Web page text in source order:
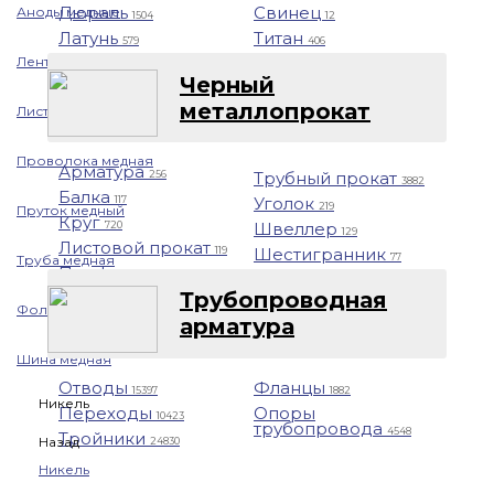
Аноды медные
Лента медная
Лист/Плита медная
Проволока медная
Пруток медный
Труба медная
Фольга медная
Шина медная
Никель
Назад
Никель
Дюраль1504
Латунь 579
Свинец12
Титан 406
Черный
металлопрокат
Арматура256
Балка117
Круг720
Листовой прокат119
Профнастил
Трубный прокат 3882
Уголок 219
Швеллер129
Шестигранник 77
Трубопроводная
арматура
Отводы15397
Переходы10423
Тройники 24830
Фланцы1882
Опоры
трубопровода 4548